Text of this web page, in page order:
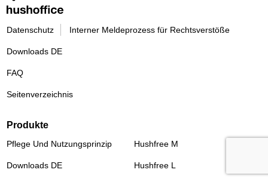
Datenschutz Interner Meldeprozess für Rechtsverstöße
Downloads DE
FAQ
Seitenverzeichnis
Produkte
Pflege Und Nutzungsprinzip
Downloads DE
Hushfree M
Hushfree L